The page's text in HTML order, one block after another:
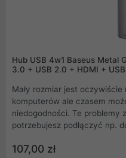
Hub USB 4w1 Baseus Metal
3.0 + USB 2.0 + HDMI +
Mały rozmiar jest
komputerów ale czasem
niedogodności. Te problemy
potrzebujesz podłączyć np.
107,00 zł